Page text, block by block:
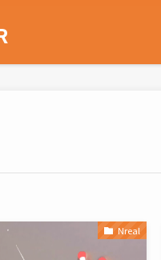
Nreal